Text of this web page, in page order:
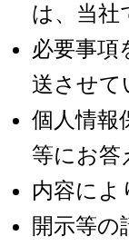
は、当社
必要事項
送させて
個人情報
等にお答
内容に
開示等の